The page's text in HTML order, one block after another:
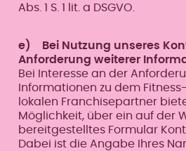
Abs. 1 S. 1 lit. a DSGVO.
e) Bei Nutzung unseres
Anforderung weiterer
Bei Interesse an der
Informationen zu dem
lokalen Franchisepartner
Möglichkeit, über ein auf der
bereitgestelltes Formular
Dabei ist die Angabe Ihres